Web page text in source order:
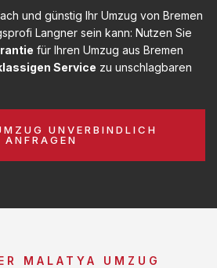
und günstig Ihr Umzug von Bremen
Langner sein kann: Nutzen Sie
für Ihren Umzug aus Bremen
Service zu unschlagbaren
UNVERBINDLICH
ANFRAGEN
MALATYA UMZUG